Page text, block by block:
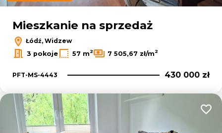
Mieszkanie na sprzedaż
Łódź, Widzew
3 pokoje
57 m2 7 505,67 zł/m2
PFT-MS-4443 430 000 zł